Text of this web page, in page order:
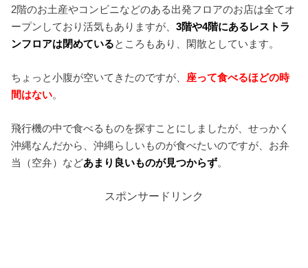
2階のお土産やコンビニなどのある出発フロアのお店は全てオ
ープンしており活気もありますが、3階や4階にあるレストラ
ンフロアは閉めているところもあり、閑散としています。
ちょっと小腹が空いてきたのですが、 座って食べるほどの時
間はない。
飛行機の中で食べるものを探すことにしましたが、せっかく
沖縄なんだから、沖縄らしいものが食べたいのですが、お弁
当（空弁）などあまり良いものが見つからず。
スポンサードリンク